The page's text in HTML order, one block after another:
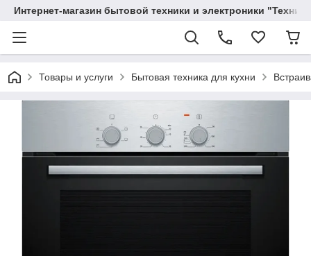
Интернет-магазин бытовой техники и электроники
Товары и услуги Бытовая техника для кухни